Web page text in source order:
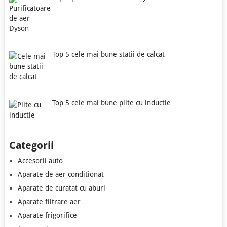
Top 5 cele mai bune statii de calcat
Top 5 cele mai bune plite cu inductie
Categorii
Accesorii auto
Aparate de aer conditionat
Aparate de curatat cu aburi
Aparate filtrare aer
Aparate frigorifice